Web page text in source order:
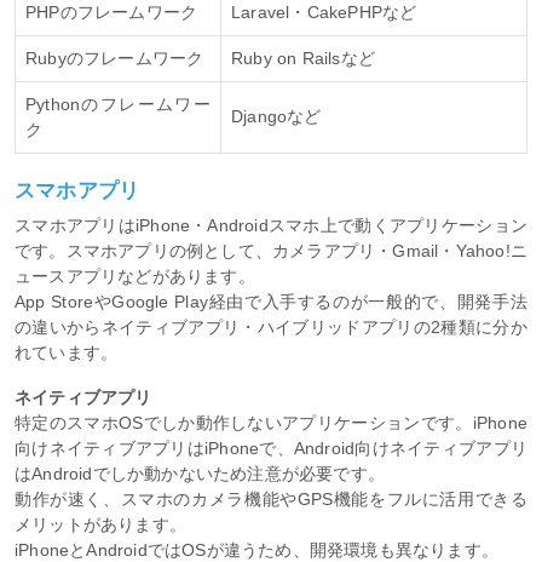
PHPのフレームワーク Laravel・CakePHPなど
Rubyのフレームワーク Ruby on Railsなど
Pythonのフレームワー
ク
Djangoなど
スマホアプリ
スマホアプリはiPhone・Androidスマホ上で動くアプリケーション
です。スマホアプリの例として、カメラアプリ・Gmail・Yahoo!ニ
ュースアプリなどがあります。
App StoreやGoogle Play経由で入手するのが一般的で、開発手法
の違いからネイティブアプリ・ハイブリッドアプリの2種類に分か
れています。
ネイティブアプリ
特定のスマホOSでしか動作しないアプリケーションです。iPhone
向けネイティブアプリはiPhoneで、Android向けネイティブアプリ
はAndroidでしか動かないため注意が必要です。
動作が速く、スマホのカメラ機能やGPS機能をフルに活用できる
メリットがあります。
iPhoneとAndroidではOSが違うため、開発環境も異なります。